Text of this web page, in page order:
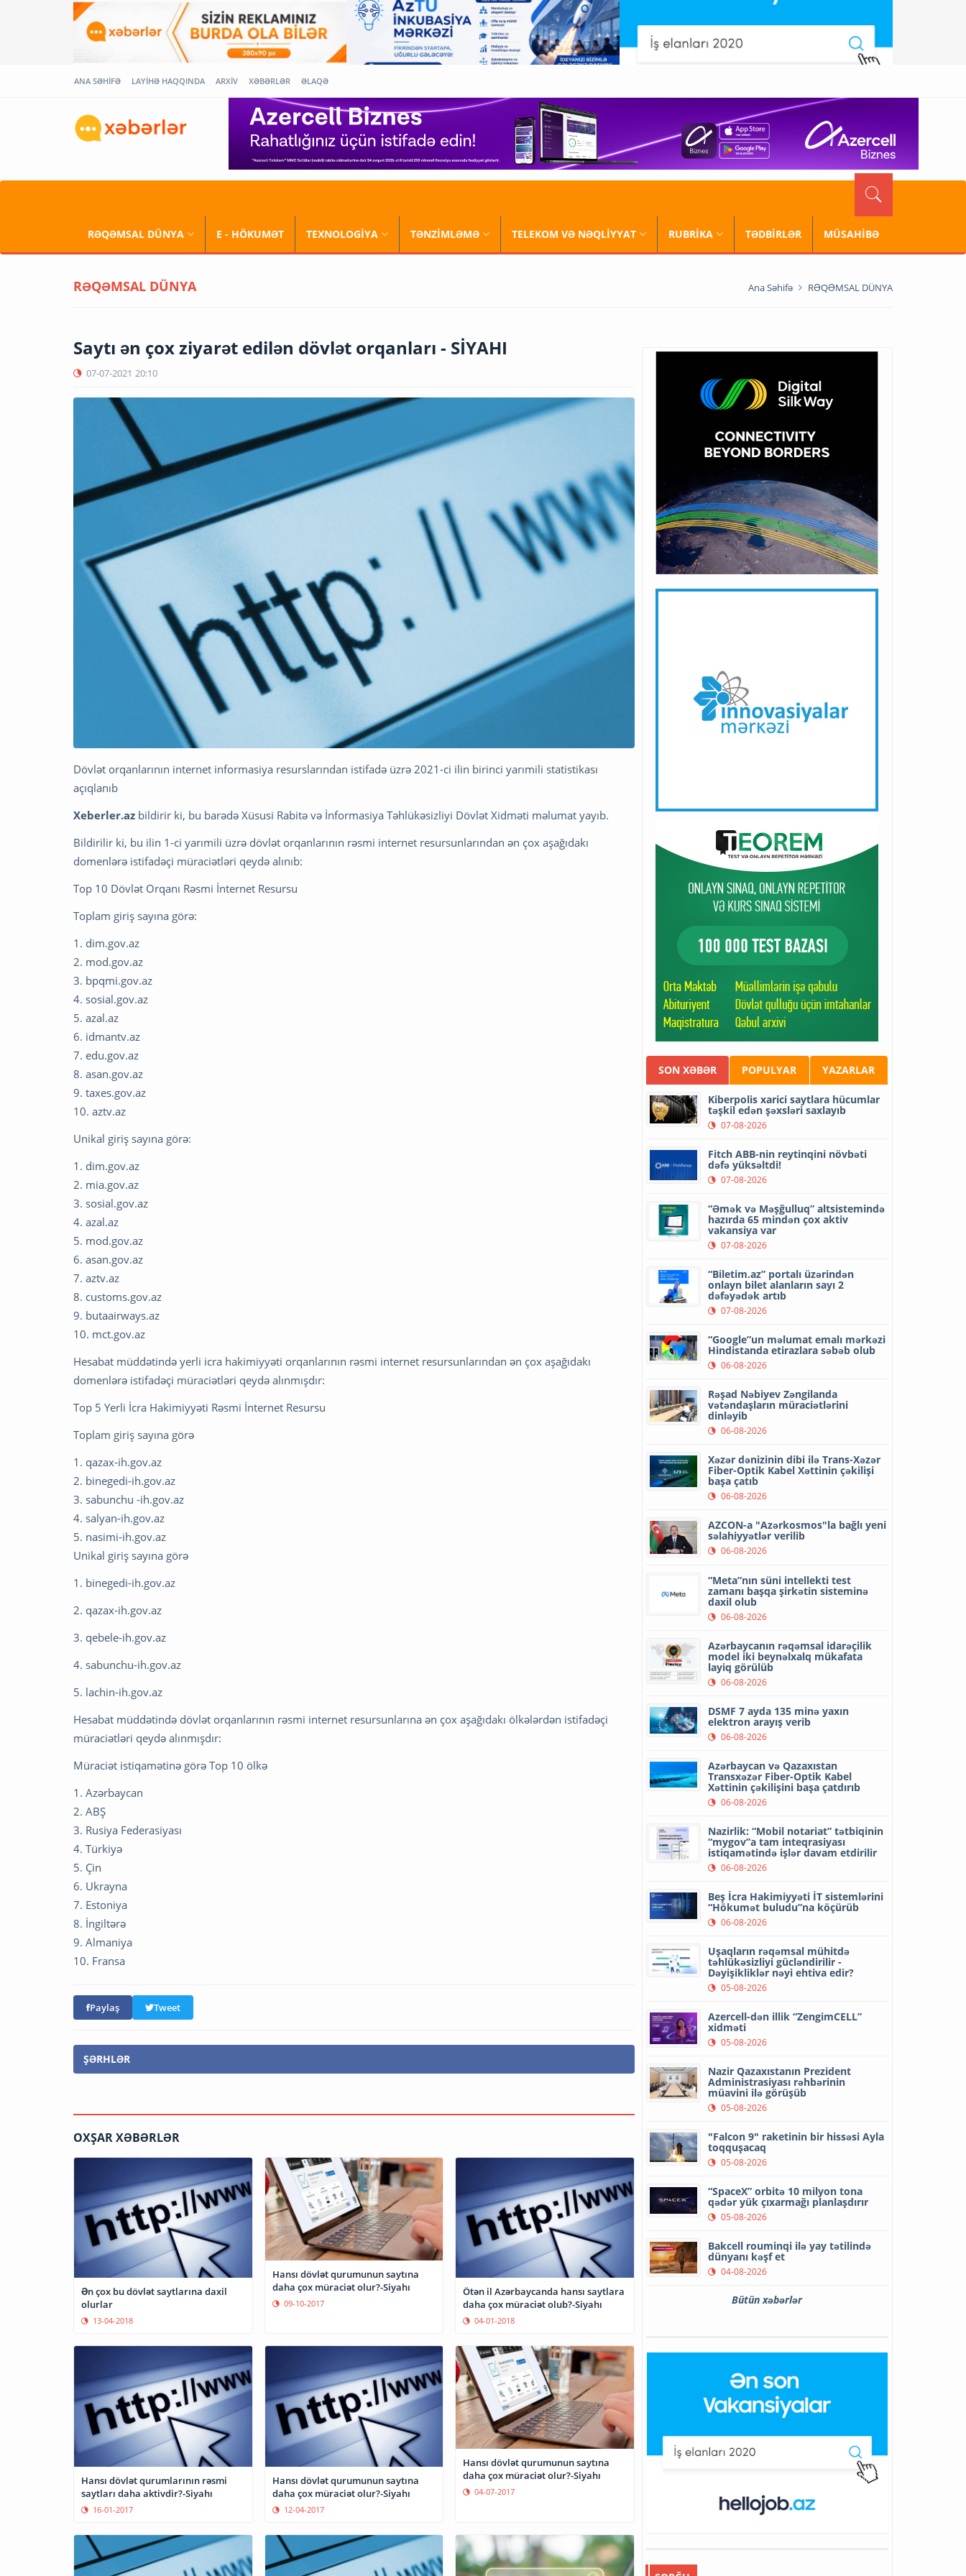
ANA SƏHİFƏ LAYİHƏ HAQQINDA ARXİV XƏBƏRLƏR ƏLAQƏ
RƏQƏMSAL DÜNYA E - HÖKUMƏT TEXNOLOGİYA TƏNZİMLƏMƏ TELEKOM VƏ NƏQLİYYAT RUBRİKA TƏDBİRLƏR MÜSAHİBƏ
RƏQƏMSAL DÜNYA Ana Səhifə RƏQƏMSAL DÜNYA
Saytı ən çox ziyarət edilən dövlət orqanları - SİYAHI
07-07-2021 20:10
Dövlət orqanlarının internet informasiya resurslarından istifadə üzrə 2021-ci ilin birinci yarımili statistikası
açıqlanıb
Xeberler.az bildirir ki, bu barədə Xüsusi Rabitə və İnformasiya Təhlükəsizliyi Dövlət Xidməti məlumat yayıb.
Bildirilir ki, bu ilin 1-ci yarımili üzrə dövlət orqanlarının rəsmi internet resursunlarından ən çox aşağıdakı
domenlərə istifadəçi müraciətləri qeydə alınıb:
Top 10 Dövlət Orqanı Rəsmi İnternet Resursu
Toplam giriş sayına görə:
1. dim.gov.az
2. mod.gov.az
3. bpqmi.gov.az
4. sosial.gov.az
5. azal.az
6. idmantv.az
7. edu.gov.az
8. asan.gov.az
9. taxes.gov.az
10. aztv.az
Unikal giriş sayına görə:
1. dim.gov.az
2. mia.gov.az
3. sosial.gov.az
4. azal.az
5. mod.gov.az
6. asan.gov.az
7. aztv.az
8. customs.gov.az
9. butaairways.az
10. mct.gov.az
Hesabat müddətində yerli icra hakimiyyəti orqanlarının rəsmi internet resursunlarından ən çox aşağıdakı
domenlərə istifadəçi müraciətləri qeydə alınmışdır:
Top 5 Yerli İcra Hakimiyyəti Rəsmi İnternet Resursu
Toplam giriş sayına görə
1. qazax-ih.gov.az
2. binegedi-ih.gov.az
3. sabunchu -ih.gov.az
4. salyan-ih.gov.az
5. nasimi-ih.gov.az
Unikal giriş sayına görə
1. binegedi-ih.gov.az
2. qazax-ih.gov.az
3. qebele-ih.gov.az
4. sabunchu-ih.gov.az
5. lachin-ih.gov.az
Hesabat müddətində dövlət orqanlarının rəsmi internet resursunlarına ən çox aşağıdakı ölkələrdən istifadəçi
müraciətləri qeydə alınmışdır:
Müraciət istiqamətinə görə Top 10 ölkə
1. Azərbaycan
2. ABŞ
3. Rusiya Federasiyası
4. Türkiyə
5. Çin
6. Ukrayna
7. Estoniya
8. İngiltərə
9. Almaniya
10. Fransa
Paylaş Tweet
ŞƏRHLƏR
OXŞAR XƏBƏRLƏR
Ən çox bu dövlət saytlarına daxil
olurlar
13-04-2018
Hansı dövlət qurumunun saytına
daha çox müraciət olur?-Siyahı
09-10-2017
Ötən il Azərbaycanda hansı saytlara
daha çox müraciət olub?-Siyahı
04-01-2018
Hansı dövlət qurumlarının rəsmi
saytları daha aktivdir?-Siyahı
16-01-2017
Hansı dövlət qurumunun saytına
daha çox müraciət olur?-Siyahı
12-04-2017
Hansı dövlət qurumunun saytına
daha çox müraciət olur?-Siyahı
04-07-2017
SON XƏBƏR POPULYAR YAZARLAR
Kiberpolis xarici saytlara hücumlar
təşkil edən şəxsləri saxlayıb
07-08-2026
Fitch ABB-nin reytinqini növbəti
dəfə yüksəltdi!
07-08-2026
“Əmək və Məşğulluq” altsistemində
hazırda 65 mindən çox aktiv
vakansiya var
07-08-2026
“Biletim.az” portalı üzərindən
onlayn bilet alanların sayı 2
dəfəyədək artıb
07-08-2026
“Google”un məlumat emalı mərkəzi
Hindistanda etirazlara səbəb olub
06-08-2026
Rəşad Nəbiyev Zəngilanda
vətəndaşların müraciətlərini
dinləyib
06-08-2026
Xəzər dənizinin dibi ilə Trans-Xəzər
Fiber-Optik Kabel Xəttinin çəkilişi
başa çatıb
06-08-2026
AZCON-a "Azərkosmos"la bağlı yeni
səlahiyyətlər verilib
06-08-2026
“Meta”nın süni intellekti test
zamanı başqa şirkətin sisteminə
daxil olub
06-08-2026
Azərbaycanın rəqəmsal idarəçilik
model iki beynəlxalq mükafata
layiq görülüb
06-08-2026
DSMF 7 ayda 135 minə yaxın
elektron arayış verib
06-08-2026
Azərbaycan və Qazaxıstan
Transxəzər Fiber-Optik Kabel
Xəttinin çəkilişini başa çatdırıb
06-08-2026
Nazirlik: “Mobil notariat” tətbiqinin
“mygov”a tam inteqrasiyası
istiqamətində işlər davam etdirilir
06-08-2026
Beş İcra Hakimiyyəti İT sistemlərini
“Hökumət buludu”na köçürüb
06-08-2026
Uşaqların rəqəmsal mühitdə
təhlükəsizliyi gücləndirilir -
Dəyişikliklər nəyi ehtiva edir?
05-08-2026
Azercell-dən illik “ZengimCELL”
xidməti
05-08-2026
Nazir Qazaxıstanın Prezident
Administrasiyası rəhbərinin
müavini ilə görüşüb
05-08-2026
"Falcon 9" raketinin bir hissəsi Ayla
toqquşacaq
05-08-2026
“SpaceX” orbitə 10 milyon tona
qədər yük çıxarmağı planlaşdırır
05-08-2026
Bakcell rouminqi ilə yay tətilində
dünyanı kəşf et
04-08-2026
Bütün xəbərlər